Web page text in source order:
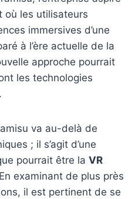
où les utilisateurs
immersives d’une
à l’ère actuelle de la
approche pourrait
les technologies
va au-delà de
; il s’agit d’une
pourrait être la VR
examinant de plus près
il est pertinent de se